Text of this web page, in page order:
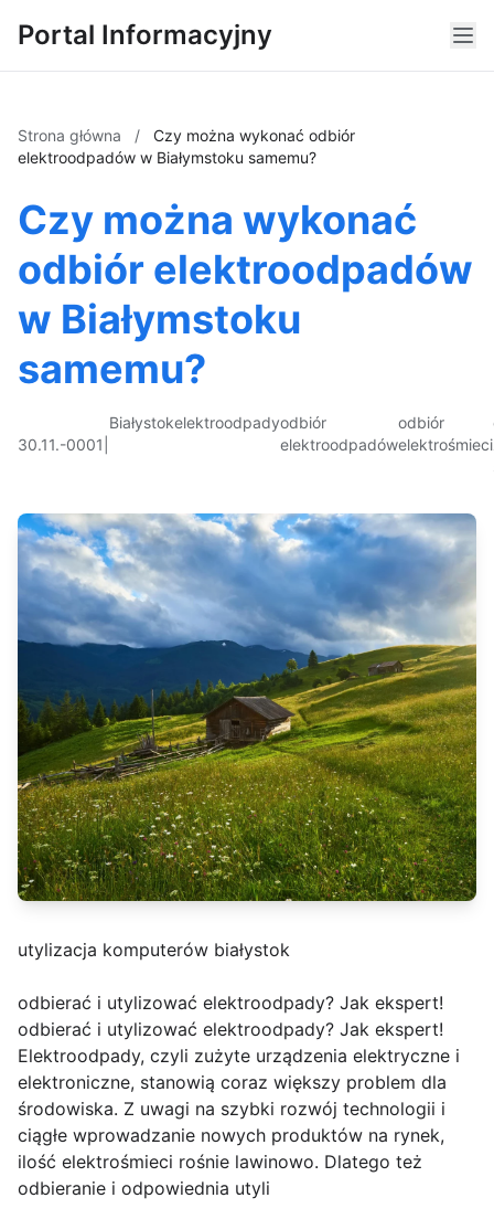
Portal Informacyjny
Strona główna /
Czy można wykonać odbiór
elektroodpadów w Białymstoku samemu?
Czy można wykonać
odbiór elektroodpadów
w Białymstoku
samemu?
30.11.-0001
Białystokelektroodpadyodbiór
elektroodpadów
odbiór
elektrośmieci
utylizacja komputerów białystok
odbierać i utylizować elektroodpady? Jak ekspert!
odbierać i utylizować elektroodpady? Jak ekspert!
Elektroodpady, czyli zużyte urządzenia elektryczne i
elektroniczne, stanowią coraz większy problem dla
środowiska. Z uwagi na szybki rozwój technologii i
ciągłe wprowadzanie nowych produktów na rynek,
ilość elektrośmieci rośnie lawinowo. Dlatego też
odbieranie i odpowiednia utyli